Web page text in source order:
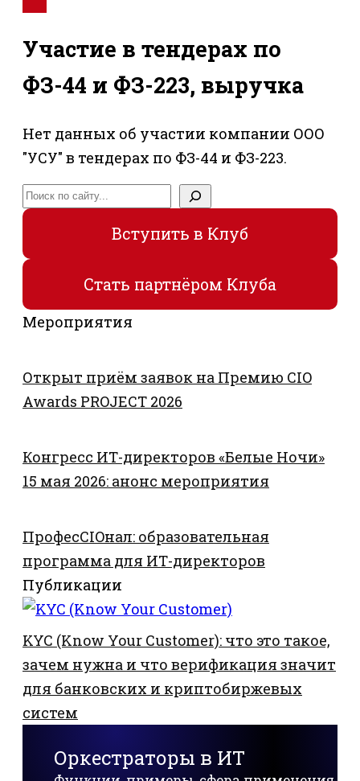
Участие в тендерах по
ФЗ-44 и ФЗ-223, выручка
Нет данных об участии компании ООО
"УСУ" в тендерах по ФЗ-44 и ФЗ-223.
Поиск
Вступить в Клуб
Стать партнёром Клуба
Мероприятия
Открыт приём заявок на Премию CIO
Awards PROJECT 2026
Конгресс ИТ-директоров «Белые Ночи»
15 мая 2026: анонс мероприятия
ПрофесCIOнал: образовательная
программа для ИТ-директоров
Публикации
KYC (Know Your Customer): что это такое,
зачем нужна и что верификация значит
для банковских и криптобиржевых
систем
Оркестраторы в ИТ